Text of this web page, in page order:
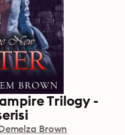
Trilogy -
Brown